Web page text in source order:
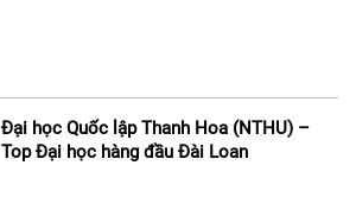
Đại học Quốc lập Thanh Hoa (NTHU) –
Top Đại học hàng đầu Đài Loan